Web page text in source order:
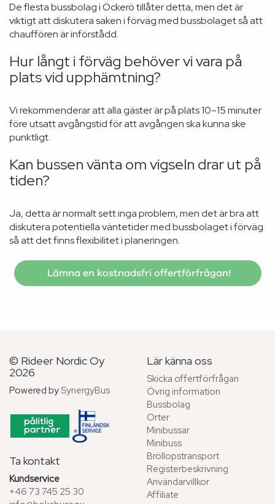
De flesta bussbolag i Öckerö tillåter detta, men det är
viktigt att diskutera saken i förväg med bussbolaget så att
chauffören är införstådd.
Hur långt i förväg behöver vi vara på
plats vid upphämtning?
Vi rekommenderar att alla gäster är på plats 10–15 minuter
före utsatt avgångstid för att avgången ska kunna ske
punktligt.
Kan bussen vänta om vigseln drar ut på
tiden?
Ja, detta är normalt sett inga problem, men det är bra att
diskutera potentiella väntetider med bussbolaget i förväg
så att det finns flexibilitet i planeringen.
Lämna en kostnadsfri offertförfrågan!
© Rideer Nordic Oy
2026
Powered by SynergyBus
Ta kontakt
Kundservice
+46 73 745 25 30
Lär känna oss
Skicka offertförfrågan
Övrig information
Bussbolag
Orter
Minibussar
Minibuss
Bröllopstransport
Registerbeskrivning
Användarvillkor
Affiliate